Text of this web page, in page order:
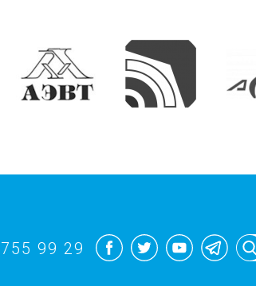
99 29